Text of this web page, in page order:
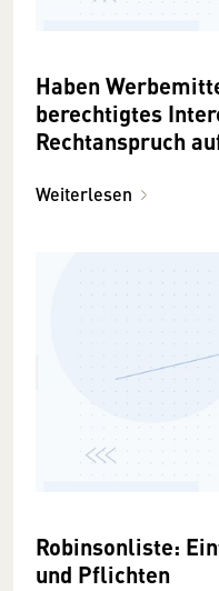
Haben
berechtigtes
Rechtanspruch
Weiterlesen
Robinsonliste:
und Pflichten